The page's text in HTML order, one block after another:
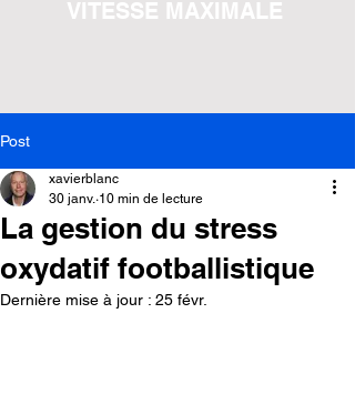
VITESSE MAXIMALE
Post
La gestion du stress
oxydatif footballistique
xavierblanc
30 janv. 10 min de lecture
Dernière mise à jour : 25 févr.